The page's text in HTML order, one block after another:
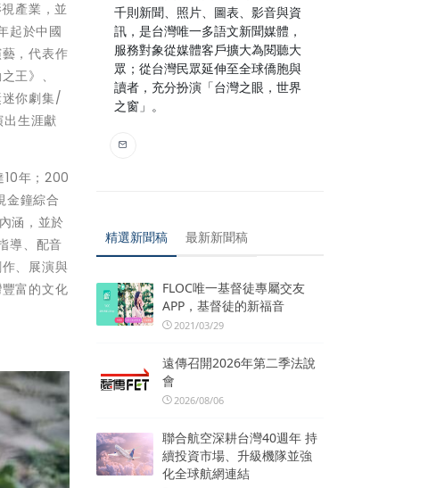
產業，並
起於中國
，代表作
王》、
迷你劇集/
生涯獻
10年；200
金鐘綜合
涵，並於
導、配音
、展演與
富的文化
千則新聞、照片、圖表、影音與資
訊，是台灣唯一多語文新聞媒體，
服務對象從媒體客戶擴大為閱聽大
眾；從台灣民眾延伸至全球僑胞與
讀者，充分扮演「台灣之眼，世界
之窗」。
精選新聞稿 最新新聞稿
FLOC唯一基督徒專屬交友
APP，基督徒的新福音
2021/03/29
遠傳召開2026年第二季法說
會
2026/08/06
聯合航空深耕台灣40週年 持
續投資市場、升級機隊並強
化全球航網連結